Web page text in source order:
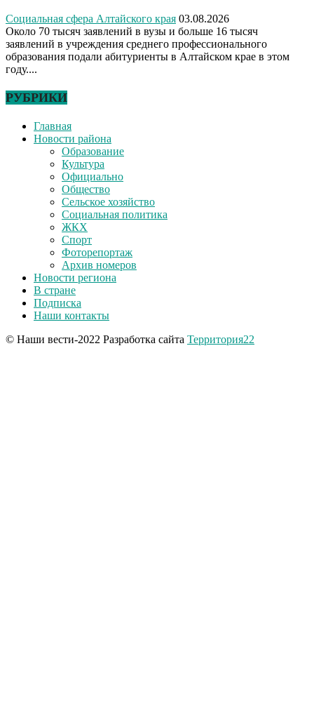
Социальная сфера Алтайского края 03.08.2026
Около 70 тысяч заявлений в вузы и больше 16 тысяч
заявлений в учреждения среднего профессионального
образования подали абитуриенты в Алтайском крае в этом
году....
РУБРИКИ
Главная
Новости района
Образование
Культура
Официально
Общество
Сельское хозяйство
Социальная политика
ЖКХ
Спорт
Фоторепортаж
Архив номеров
Новости региона
В стране
Подписка
Наши контакты
© Наши вести-2022 Разработка сайта Территория22